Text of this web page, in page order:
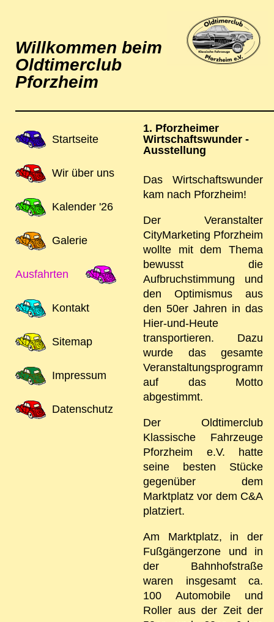
Willkommen beim
Oldtimerclub
Pforzheim
1. Pforzheimer
Wirtschaftswunder -
Ausstellung
Das Wirtschaftswunder
kam nach Pforzheim!
Der Veranstalter
CityMarketing Pforzheim
wollte mit dem Thema
bewusst die
Aufbruchstimmung und
den Optimismus aus
den 50er Jahren in das
Hier-und-Heute
transportieren. Dazu
wurde das gesamte
Veranstaltungsprogramm
auf das Motto
abgestimmt.
Der Oldtimerclub
Klassische Fahrzeuge
Pforzheim e.V. hatte
seine besten Stücke
gegenüber dem
Marktplatz vor dem C&A
platziert.
Am Marktplatz, in der
Fußgängerzone und in
der Bahnhofstraße
waren insgesamt ca.
100 Automobile und
Roller aus der Zeit der
Navigation
Startseite
Wir über uns
Kalender '26
Galerie
Ausfahrten
Kontakt
Sitemap
Impressum
Datenschutz